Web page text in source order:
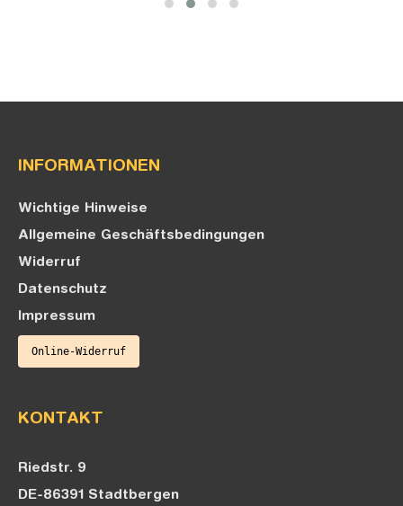
INFORMATIONEN
Wichtige Hinweise
Allgemeine Geschäftsbedingungen
Widerruf
Datenschutz
Impressum
Online-Widerruf
KONTAKT
Riedstr. 9
DE-86391 Stadtbergen